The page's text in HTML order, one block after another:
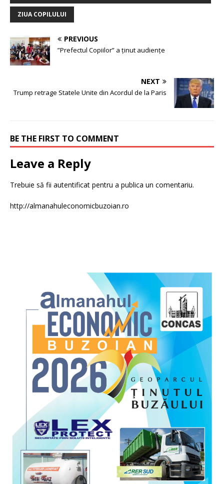
ZIUA COPILULUI
PREVIOUS
”Prefectul Copiilor” a ținut audiențe
NEXT
Trump retrage Statele Unite din Acordul de la Paris
BE THE FIRST TO COMMENT
Leave a Reply
Trebuie să fii autentificat pentru a publica un comentariu.
http://almanahuleconomicbuzoian.ro